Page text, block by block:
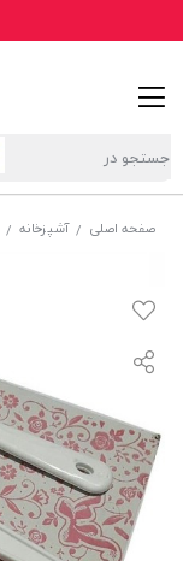
صفحه اصلی / آشپزخانه /